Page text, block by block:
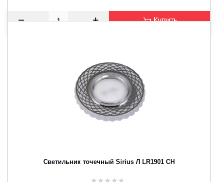
Купить
Светильник точечный Sirius Л LR1901 CH